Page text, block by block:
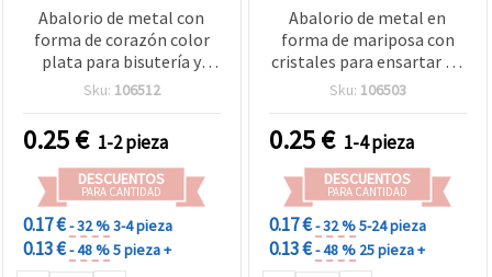
Abalorio de metal con
forma de corazón color
plata para bisutería y
decoración, 10 mm,
ensartar y proyectos DIY
Sku: 106512
0.25€ 1-2 pieza
DESCUENTOS
PARA CANTIDAD
0.17 €- 32 %3-4 pieza
0.13 €- 48 %5 pieza +
Abalorio de metal en
forma de mariposa con
cristales para ensartar en
bisutería, 10 mm, agujero
Sku: 106503
0.25€ 1-4 pieza
DESCUENTOS
PARA CANTIDAD
0.17 €- 32 %5-24 pieza
0.13 €- 48 % 25 pieza +